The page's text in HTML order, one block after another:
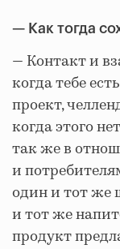
— Как тогда
— Контакт и
когда тебе
проект,
когда этого
так же в
и
один и тот же
и тот же
продукт